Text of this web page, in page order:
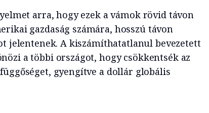
arra, hogy ezek a vámok rövid távon
gazdaság számára, hosszú távon
jelentenek. A kiszámíthatatlanul bevezetett
a többi országot, hogy csökkentsék az
gyengítve a dollár globális